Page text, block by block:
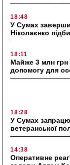
18:48
У Сумах
Ніколаєнко
18:11
Майже 3 млн грн
допомогу для
18:28
У Сумах
ветеранської
14:38
Оперативне